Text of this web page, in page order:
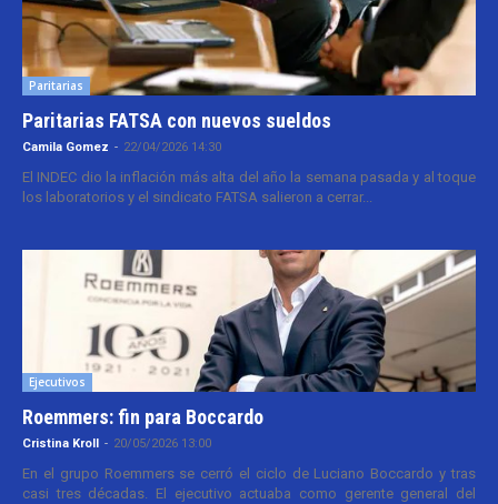
Paritarias
Paritarias FATSA con nuevos sueldos
Camila Gomez - 22/04/2026 14:30
El INDEC dio la inflación más alta del año la semana pasada y al toque
los laboratorios y el sindicato FATSA salieron a cerrar...
Ejecutivos
Roemmers: fin para Boccardo
Cristina Kroll - 20/05/2026 13:00
En el grupo Roemmers se cerró el ciclo de Luciano Boccardo y tras
casi tres décadas. El ejecutivo actuaba como gerente general del